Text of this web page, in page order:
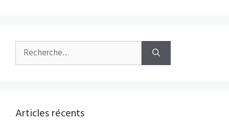
Rechercher :
Articles récents